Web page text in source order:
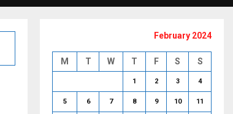
February 2024
M T W T F S S
1 2 3 4
5 6 7 8 9 10 11